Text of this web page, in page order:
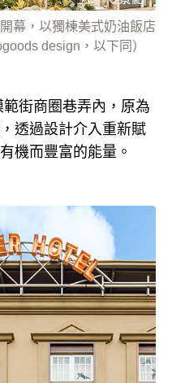
幕，以獨棟美式奶油飯店
design，以下同）
街商圈巷弄內，原為
透過設計介入重新賦
機而豐富的能量。